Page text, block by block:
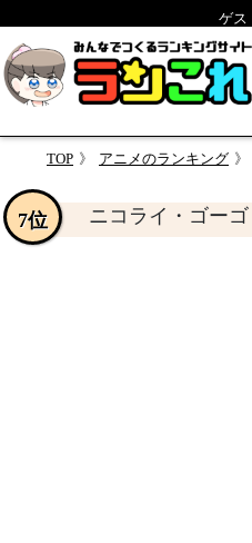
ゲス
TOP アニメのランキング
ニコライ・ゴーゴ
7位